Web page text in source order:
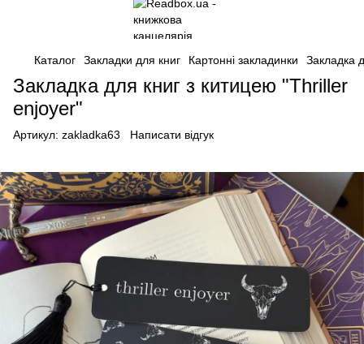
Каталог Закладки для книг Картонні закладинки Закладка
Закладка для книг з китицею "Thriller
enjoyer"
Артикул: zakladka63 Написати відгук